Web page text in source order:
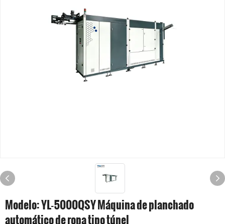
Modelo: YL-5000QSY Máquina de planchado
automático de ropa tipo túnel